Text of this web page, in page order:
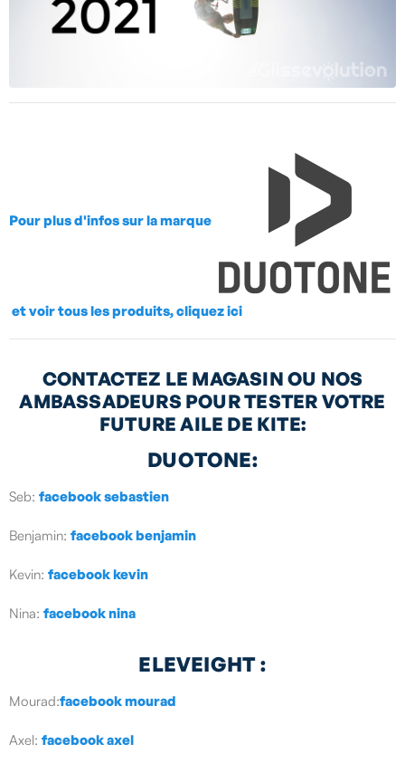
Pour plus d'infos sur la marque
et voir tous les produits, cliquez ici
CONTACTEZ LE MAGASIN OU NOS
AMBASSADEURS POUR TESTER VOTRE
FUTURE AILE DE KITE:
DUOTONE:
Seb: facebook sebastien
Benjamin: facebook benjamin
Kevin: facebook kevin
Nina: facebook nina
ELEVEIGHT :
Mourad:facebook mourad
Axel: facebook axel